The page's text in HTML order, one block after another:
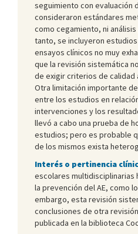
seguimiento con evaluación
consideraron estándares
como cegamiento, ni
tanto, se incluyeron
ensayos clínicos no muy
que la revisión sistemática
de exigir criterios de calidad
Otra limitación importante
entre los estudios en
intervenciones y los
llevó a cabo una prueba de
estudios; pero es probable
de los mismos exista
Interés o pertinencia
escolares multidisciplinarias
la prevención del AE, como
embargo, esta revisión
conclusiones de otra
publicada en la biblioteca